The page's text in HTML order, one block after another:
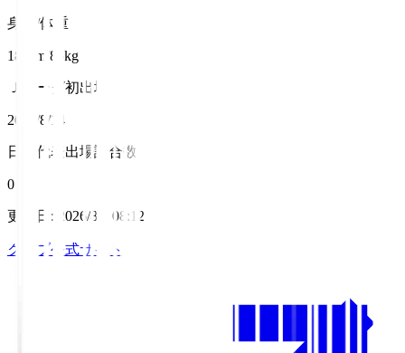
身長/体重
185cm/85kg
Ｊリーグ初出場
2016/8/14
日本代表出場試合数
0
更新日 : 2026/8/7 08:12
クラブ公式サイト